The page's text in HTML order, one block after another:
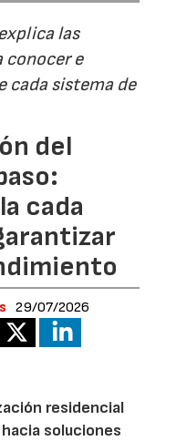
las
conocer e
cada sistema de
del
cada
29/07/2026
residencial
soluciones